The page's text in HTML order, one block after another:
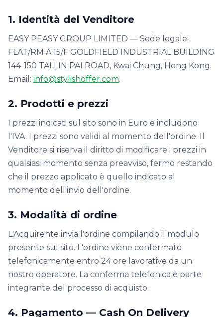
1. Identità del Venditore
EASY PEASY GROUP LIMITED — Sede legale:
FLAT/RM A 15/F GOLDFIELD INDUSTRIAL BUILDING
144-150 TAI LIN PAI ROAD, Kwai Chung, Hong Kong.
Email: info@stylishoffer.com.
2. Prodotti e prezzi
I prezzi indicati sul sito sono in Euro e includono
l'IVA. I prezzi sono validi al momento dell'ordine. Il
Venditore si riserva il diritto di modificare i prezzi in
qualsiasi momento senza preavviso, fermo restando
che il prezzo applicato è quello indicato al
momento dell'invio dell'ordine.
3. Modalità di ordine
L'Acquirente invia l'ordine compilando il modulo
presente sul sito. L'ordine viene confermato
telefonicamente entro 24 ore lavorative da un
nostro operatore. La conferma telefonica è parte
integrante del processo di acquisto.
4. Pagamento — Cash On Delivery